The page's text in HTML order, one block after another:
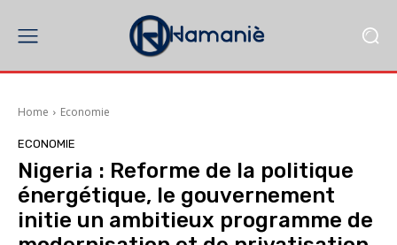
Home Economie
ECONOMIE
Nigeria : Reforme de la politique
énergétique, le gouvernement
initie un ambitieux programme de